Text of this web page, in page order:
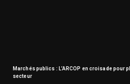
Marchés publics : L’ARCOP en croisade pour
secteur